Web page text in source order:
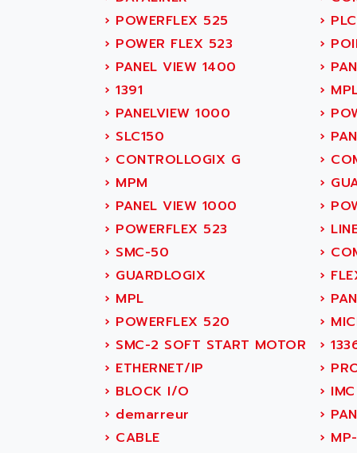
PANEL
OPERATOR PANEL
APRIL 2000
APRIL 7000
SMC50
SMC600
SMC25 et SMC 35
SMC 50 / SMC 600
SMC 600
ABASK
ABB
ABB AS ROBOTIC
ABB REPAIR DEPT
ABB ROBOTICS
ABC VISION
ABD
ABG
ABL
ABL SURSUM
ABLE SYSTEMS
ABLIC
ABOUTBATTERIE
ABRACON
ABS COMPUTERS
ABS SYSTEM
ABSOCODER
ABUS ELECTRONIC
› POWERFLEX 525 ›
› POWER FLEX 523 ›
› PANEL VIEW 1400 ›
› 1391 ›
› PANELVIEW 1000 ›
› SLC150 ›
› CONTROLLOGIX G ›
› MPM ›
› PANEL VIEW 1000 ›
› POWERFLEX 523 ›
› SMC-50 ›
› GUARDLOGIX ›
› MPL ›
› POWERFLEX 520 ›
› SMC-2 SOFT START MOTOR ›
› ETHERNET/IP ›
› BLOCK I/O › IMC
› demarreur ›
› CABLE ›